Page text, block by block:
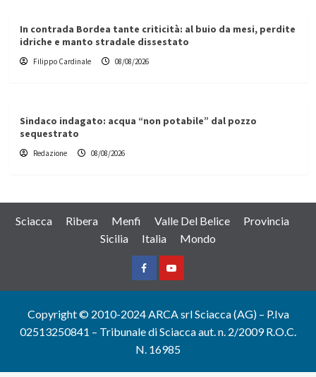
In contrada Bordea tante criticità: al buio da mesi, perdite
idriche e manto stradale dissestato
Filippo Cardinale 08/08/2026
Sindaco indagato: acqua “non potabile” dal pozzo
sequestrato
Redazione 08/08/2026
Sciacca Ribera Menfi Valle Del Belice
Provincia
Sicilia
Italia Mondo
FacebookYountube
Copyright © 2010-2024 ARCA srl Sciacca (AG) – P.Iva
02513250841 – Tribunale di Sciacca aut. n. 2/2009 R.O.C.
N. 16985